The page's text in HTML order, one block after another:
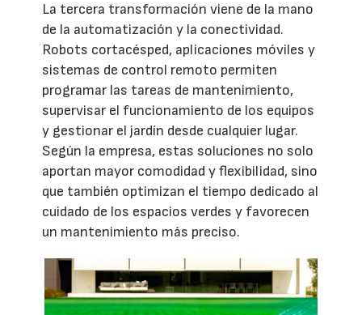
La tercera transformación viene de la mano
de la automatización y la conectividad.
Robots cortacésped, aplicaciones móviles y
sistemas de control remoto permiten
programar las tareas de mantenimiento,
supervisar el funcionamiento de los equipos
y gestionar el jardín desde cualquier lugar.
Según la empresa, estas soluciones no solo
aportan mayor comodidad y flexibilidad, sino
que también optimizan el tiempo dedicado al
cuidado de los espacios verdes y favorecen
un mantenimiento más preciso.